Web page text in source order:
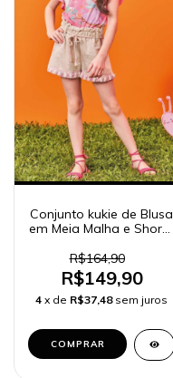
Conjunto kukie de Blusa
em Meia Malha e Shorts
R$164,90
R$149,90
4 x de R$37,48 sem juros
COMPRAR